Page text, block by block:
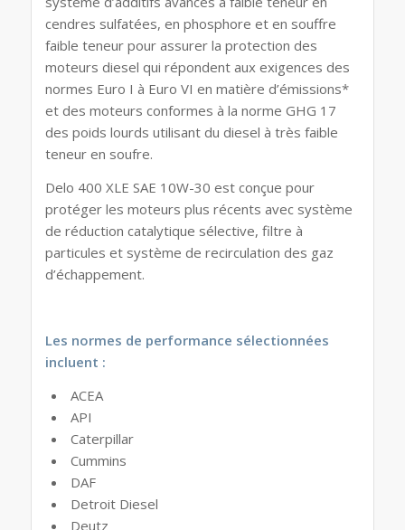
cendres sulfatées, en phosphore et en souffre
faible teneur pour assurer la protection des
moteurs diesel qui répondent aux exigences des
normes Euro I à Euro VI en matière d’émissions*
et des moteurs conformes à la norme GHG 17
des poids lourds utilisant du diesel à très faible
teneur en soufre.
Delo 400 XLE SAE 10W-30 est conçue pour
protéger les moteurs plus récents avec système
de réduction catalytique sélective, filtre à
particules et système de recirculation des gaz
d’échappement.
Les normes de performance sélectionnées
incluent :
ACEA
API
Caterpillar
Cummins
DAF
Detroit Diesel
Deutz